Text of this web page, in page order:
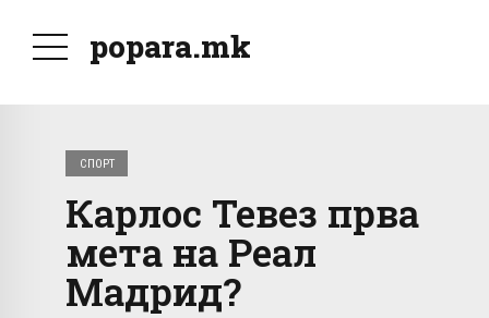
popara.mk
СПОРТ
Карлос Тевез прва
мета на Реал
Мадрид?